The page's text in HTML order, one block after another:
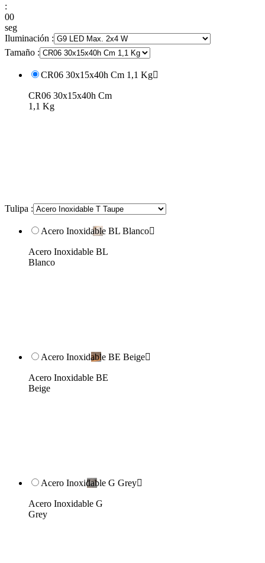
:
00
seg
Iluminación :
Tamaño :
CR06 30x15x40h Cm 1,1 Kg
CR06 30x15x40h Cm
1,1 Kg
Tulipa :
Acero Inoxidable BL Blanco
Acero Inoxidable BL
Blanco
Acero Inoxidable BE Beige
Acero Inoxidable BE
Beige
Acero Inoxidable G Grey
Acero Inoxidable G
Grey